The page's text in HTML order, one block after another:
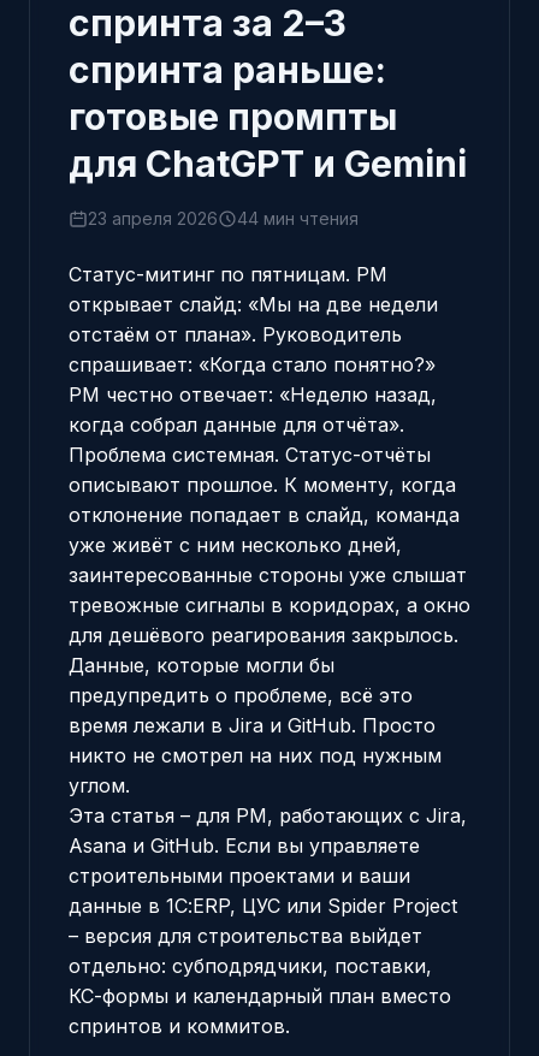
спринта за 2–3
спринта раньше:
готовые промпты
для ChatGPT и Gemini
23 апреля 2026 44 мин чтения
Статус-митинг по пятницам. PM
открывает слайд: «Мы на две недели
отстаём от плана». Руководитель
спрашивает: «Когда стало понятно?»
PM честно отвечает: «Неделю назад,
когда собрал данные для отчёта».
Проблема системная. Статус-отчёты
описывают прошлое. К моменту, когда
отклонение попадает в слайд, команда
уже живёт с ним несколько дней,
заинтересованные стороны уже слышат
тревожные сигналы в коридорах, а окно
для дешёвого реагирования закрылось.
Данные, которые могли бы
предупредить о проблеме, всё это
время лежали в Jira и GitHub. Просто
никто не смотрел на них под нужным
углом.
Эта статья – для PM, работающих с Jira,
Asana и GitHub. Если вы управляете
строительными проектами и ваши
данные в 1С:ERP, ЦУС или Spider Project
– версия для строительства выйдет
отдельно: субподрядчики, поставки,
КС-формы и календарный план вместо
спринтов и коммитов.